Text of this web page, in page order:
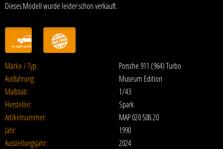
Dieses Modell wurde leider schon verkauft.
Marke / Typ:
Porsche 911 (964) Turbo
Ausführung:
Museum Edition
Maßstab:
1/43
Hersteller:
Spark
Artikelnummer:
MAP 020 508 20
Jahr:
1990
Ausstellungsjahr:
2024